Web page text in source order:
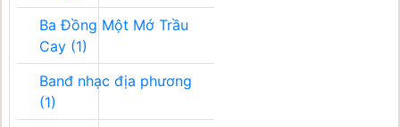
Ba Đồng Một Mớ Trầu
Cay (1)
Banđ nhạc địa phương
(1)